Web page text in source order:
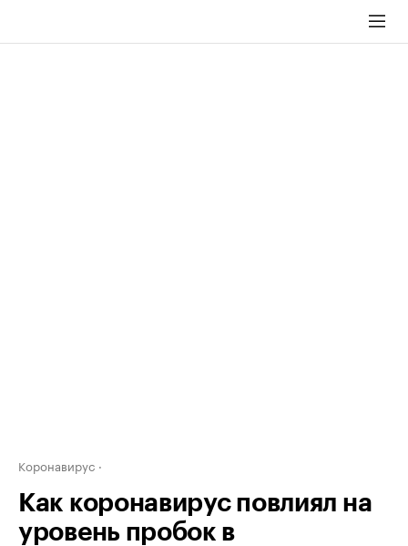
Коронавирус
Как коронавирус повлиял на
уровень пробок в